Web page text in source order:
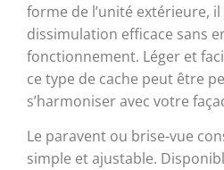
forme de l’unité extérieure,
dissimulation efficace sans
fonctionnement. Léger et
ce type de cache peut être
s’harmoniser avec votre
Le paravent ou brise-vue
simple et ajustable.